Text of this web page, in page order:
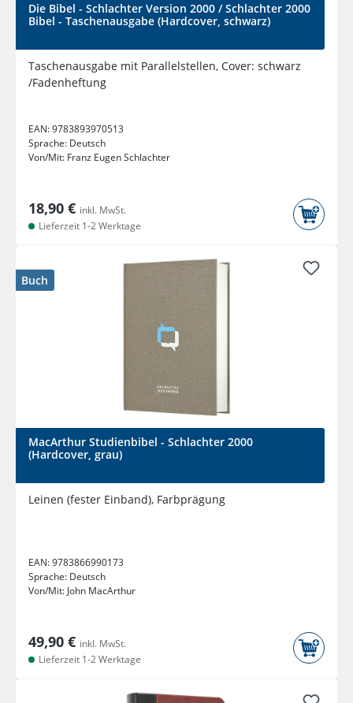
Die Bibel - Schlachter Version 2000 / Schlachter 2000
Bibel - Taschenausgabe (Hardcover, schwarz)
Taschenausgabe mit Parallelstellen, Cover: schwarz
/Fadenheftung
EAN:9783893970513
Sprache: Deutsch
Von/Mit: Franz Eugen Schlachter
18,90 € inkl. MwSt.
Lieferzeit 1-2 Werktage
Buch
MacArthur Studienbibel - Schlachter 2000
(Hardcover, grau)
Leinen (fester Einband), Farbprägung
EAN:9783866990173
Sprache: Deutsch
Von/Mit: John MacArthur
49,90 € inkl. MwSt.
Lieferzeit 1-2 Werktage